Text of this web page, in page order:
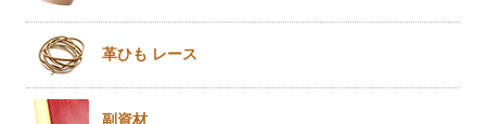
革ひも レース